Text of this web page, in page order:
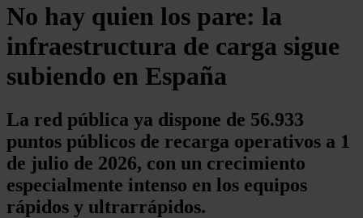
No hay quien los pare: la
infraestructura de carga sigue
subiendo en España
La red pública ya dispone de 56.933
puntos públicos de recarga operativos a 1
de julio de 2026, con un crecimiento
especialmente intenso en los equipos
rápidos y ultrarrápidos.